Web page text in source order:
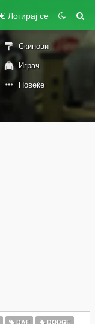
Логирај се
Скинови
Играч
Повеќе
DAF
DODGE